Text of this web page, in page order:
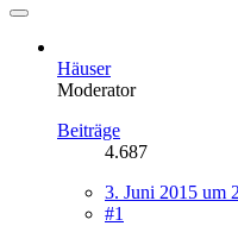
Häuser
Moderator
Beiträge
4.687
3. Juni 2015 um
#1